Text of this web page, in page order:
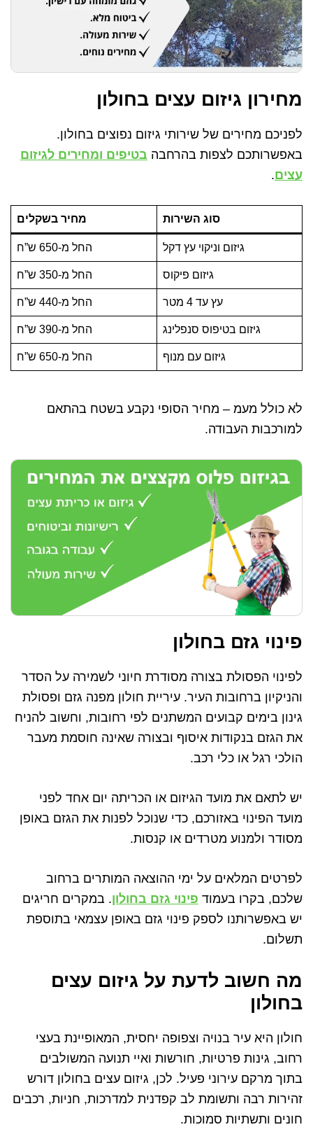
מחירון גיזום עצים בחולון
לפניכם מחירים של שירותי גיזום נפוצים בחולון.
באפשרותכם לצפות בהרחבה בטיפים ומחירים לגיזום
עצים.
סוג השירות מחיר בשקלים
גיזום וניקוי עץ דקל החל מ-650 ש”ח
גיזום פיקוס החל מ-350 ש”ח
עץ עד 4 מטר החל מ-440 ש”ח
גיזום בטיפוס סנפלינג החל מ-390 ש”ח
גיזום עם מנוף החל מ-650 ש”ח
לא כולל מעמ – מחיר הסופי נקבע בשטח בהתאם
למורכבות העבודה.
פינוי גזם בחולון
לפינוי הפסולת בצורה מסודרת חיוני לשמירה על הסדר
והניקיון ברחובות העיר. עיריית חולון מפנה גזם ופסולת
גינון בימים קבועים המשתנים לפי רחובות, וחשוב להניח
את הגזם בנקודות איסוף ובצורה שאינה חוסמת מעבר
הולכי רגל או כלי רכב.
יש לתאם את מועד הגיזום או הכריתה יום אחד לפני
מועד הפינוי באזורכם, כדי שנוכל לפנות את הגזם באופן
מסודר ולמנוע מטרדים או קנסות.
לפרטים המלאים על ימי ההוצאה המותרים ברחוב
שלכם, בקרו בעמוד פינוי גזם בחולון. במקרים חריגים
יש באפשרותנו לספק פינוי גזם באופן עצמאי בתוספת
תשלום.
מה חשוב לדעת על גיזום עצים
בחולון
חולון היא עיר בנויה וצפופה יחסית, המאופיינת בעצי
רחוב, גינות פרטיות, חורשות ואיי תנועה המשולבים
בתוך מרקם עירוני פעיל. לכן, גיזום עצים בחולון דורש
זהירות רבה ותשומת לב קפדנית למדרכות, חניות, רכבים
חונים ותשתיות סמוכות.